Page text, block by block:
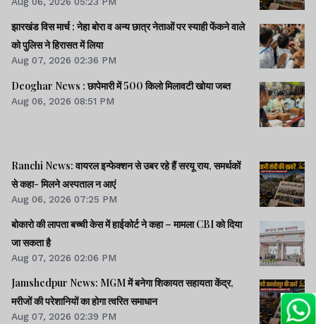
झारखंड विस मार्च : नेहा बोरा व अन्य छात्र नेताओं पर स्याही फेंकने वाले
को पुलिस ने हिरासत में लिया
Aug 07, 2026 02:36 PM
Deoghar News : छापेमारी में 500 किलो मिलावटी खोया जब्त
Aug 06, 2026 08:51 PM
Ranchi News: वायरल इन्फेक्शन से उबर रहे हैं सरयू राय, समर्थकों
से कहा- मिलने अस्पताल न आएं
Aug 06, 2026 07:25 PM
बोकारो की लापता बच्ची केस में हाईकोर्ट ने कहा – मामला CBI को दिया
जा सकता है
Aug 07, 2026 02:06 PM
Jamshedpur News: MGM में बनेगा शिकायत सहायता केंद्र,
मरीजों की परेशानियों का होगा त्वरित समाधान
Aug 07, 2026 02:39 PM